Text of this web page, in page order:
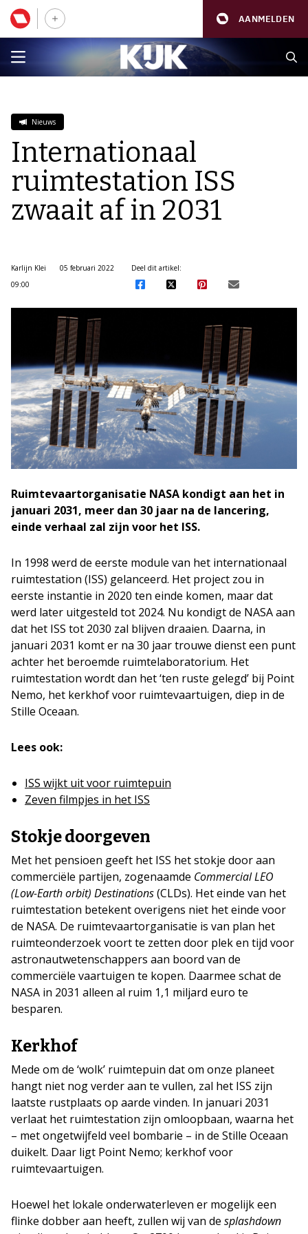
AANMELDEN
Nieuws
Internationaal
ruimtestation ISS
zwaait af in 2031
Karlijn Klei
05 februari 2022
09:00
Deel dit artikel:
Ruimtevaartorganisatie NASA kondigt aan het in
januari 2031, meer dan 30 jaar na de lancering,
einde verhaal zal zijn voor het ISS.
In 1998 werd de eerste module van het internationaal
ruimtestation (ISS) gelanceerd. Het project zou in
eerste instantie in 2020 ten einde komen, maar dat
werd later uitgesteld tot 2024. Nu kondigt de NASA aan
dat het ISS tot 2030 zal blijven draaien. Daarna, in
januari 2031 komt er na 30 jaar trouwe dienst een punt
achter het beroemde ruimtelaboratorium. Het
ruimtestation wordt dan het ‘ten ruste gelegd’ bij Point
Nemo, het kerkhof voor ruimtevaartuigen, diep in de
Stille Oceaan.
Lees ook:
ISS wijkt uit voor ruimtepuin
Zeven filmpjes in het ISS
Stokje doorgeven
Met het pensioen geeft het ISS het stokje door aan
commerciële partijen, zogenaamde Commercial LEO
(Low-Earth orbit) Destinations(CLDs). Het einde van het
ruimtestation betekent overigens niet het einde voor
de NASA. De ruimtevaartorganisatie is van plan het
ruimteonderzoek voort te zetten door plek en tijd voor
astronautwetenschappers aan boord van de
commerciële vaartuigen te kopen. Daarmee schat de
NASA in 2031 alleen al ruim 1,1 miljard euro te
besparen.
Kerkhof
Mede om de ‘wolk’ ruimtepuin dat om onze planeet
hangt niet nog verder aan te vullen, zal het ISS zijn
laatste rustplaats op aarde vinden. In januari 2031
verlaat het ruimtestation zijn omloopbaan, waarna het
– met ongetwijfeld veel bombarie – in de Stille Oceaan
duikelt. Daar ligt Point Nemo; kerkhof voor
ruimtevaartuigen.
Hoewel het lokale onderwaterleven er mogelijk een
flinke dobber aan heeft, zullen wij van de splashdown